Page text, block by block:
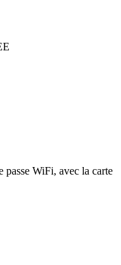
passe WiFi, avec la carte